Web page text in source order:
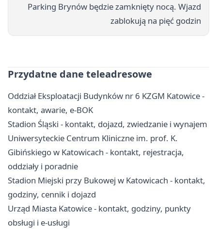
Parking Brynów będzie zamknięty nocą. Wjazd
zablokują na pięć godzin
Przydatne dane teleadresowe
Oddział Eksploatacji Budynków nr 6 KZGM Katowice -
kontakt, awarie, e-BOK
Stadion Śląski - kontakt, dojazd, zwiedzanie i wynajem
Uniwersyteckie Centrum Kliniczne im. prof. K.
Gibińskiego w Katowicach - kontakt, rejestracja,
oddziały i poradnie
Stadion Miejski przy Bukowej w Katowicach - kontakt,
godziny, cennik i dojazd
Urząd Miasta Katowice - kontakt, godziny, punkty
obsługi i e-usługi